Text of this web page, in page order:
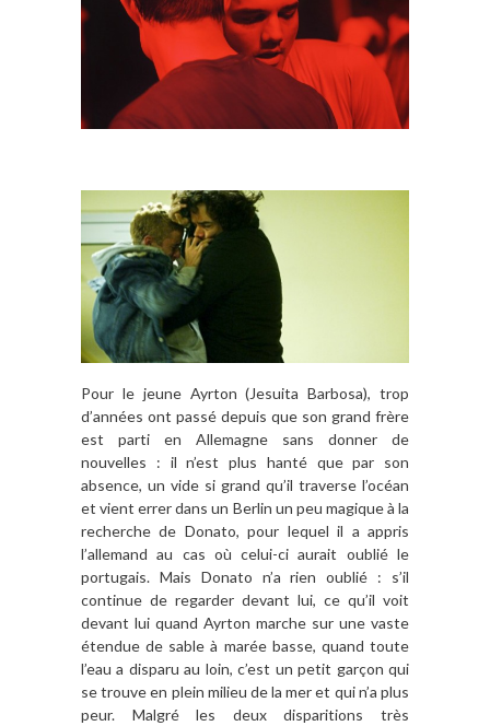
Pour le jeune Ayrton (Jesuita Barbosa), trop
d’années ont passé depuis que son grand frère
est parti en Allemagne sans donner de
nouvelles : il n’est plus hanté que par son
absence, un vide si grand qu’il traverse l’océan
et vient errer dans un Berlin un peu magique à la
recherche de Donato, pour lequel il a appris
l’allemand au cas où celui-ci aurait oublié le
portugais. Mais Donato n’a rien oublié : s’il
continue de regarder devant lui, ce qu’il voit
devant lui quand Ayrton marche sur une vaste
étendue de sable à marée basse, quand toute
l’eau a disparu au loin, c’est un petit garçon qui
se trouve en plein milieu de la mer et qui n’a plus
peur. Malgré les deux disparitions très